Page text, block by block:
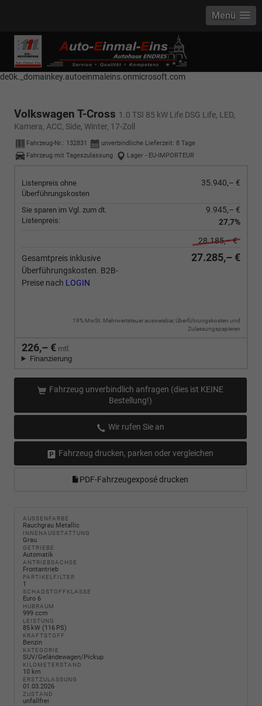
------------ Host Name : selector1._domainkey Points to address or value:
selector1-aee-de0k._domainkey.autoeinmaleins.onmicrosoft.com Host
Name : selector2._domainkey Points to address or value: selector2-aee-
de0k._domainkey.autoeinmaleins.onmicrosoft.com
Menü
Volkswagen T-Cross 1.0 TSI 85 kW Life DSG Life, LED,
Kamera, ACC, Side, Winter, 17-Zoll
Fahrzeug-Nr.: 132831 unverbindliche Lieferzeit: 8 Tage
Fahrzeug mit Tageszulassung
Lager - EU-IMPORTEUR
Listenpreis ohne
Überführungskosten
35.940,– €
Sie sparen im Vgl. zum dt.
Listenpreis:
9.945,– €
27,7%
28.185,– €
Gesamtpreis inklusive
Überführungskosten. B2B-
Preise nach LOGIN
27.285,– €
19% MwSt. Mehrwertsteuer ausweisbar, Überführungskosten und
Zulassungspapieren
226,– € mtl.
Finanzierung
Fahrzeug unverbindlich anfragen (dies ist KEINE
Bestellung!)
Wir rufen Sie an
Fahrzeug drucken, parken oder vergleichen
PDF-Fahrzeugexposé drucken
AUSSENFARBE
Rauchgrau Metallic
INNENAUSSTATTUNG
Grau
GETRIEBE
Automatik
ANTRIEBSACHSE
Frontantrieb
PARTIKELFILTER
1
SCHADSTOFFKLASSE
Euro 6
HUBRAUM
999 ccm
LEISTUNG
85 kW (116 PS)
KRAFTSTOFF
Benzin
KATEGORIE
SUV/Geländewagen/Pickup
KILOMETERSTAND
10 km
ERSTZULASSUNG
01.03.2026
ZUSTAND
unfallfrei